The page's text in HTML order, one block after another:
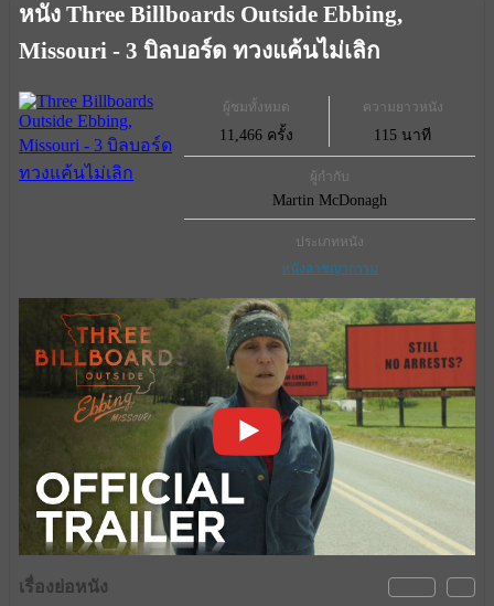
ผู้ชมทั้งหมด
11,466 ครั้ง
ความยาวหนัง
115 นาที
ผู้กำกับ
Martin McDonagh
ประเภทหนัง
หนังอาชญากรรม
หนัง Three Billboards Outside Ebbing,
Missouri - 3 บิลบอร์ด ทวงแค้นไม่เลิก
เรื่องย่อหนัง